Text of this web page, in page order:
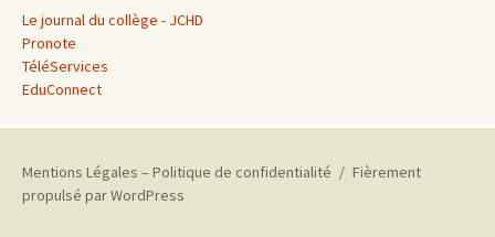
Le journal du collège - JCHD
Pronote
TéléServices
EduConnect
Mentions Légales – Politique de confidentialité
Fièrement
propulsé par WordPress